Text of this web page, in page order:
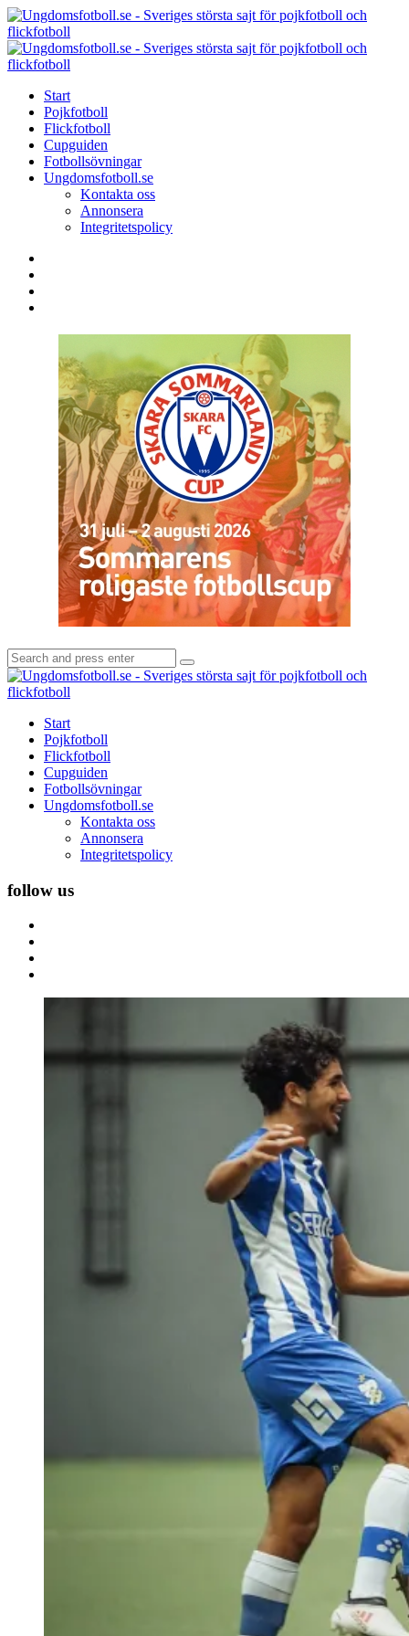
Menu
Search
Menu
Start
Pojkfotboll
Flickfotboll
Cupguiden
Fotbollsövningar
Ungdomsfotboll.se
Kontakta oss
Annonsera
Integritetspolicy
Search
for:
Search
Start
Pojkfotboll
Flickfotboll
Cupguiden
Fotbollsövningar
Ungdomsfotboll.se
Kontakta oss
Annonsera
Integritetspolicy
follow us